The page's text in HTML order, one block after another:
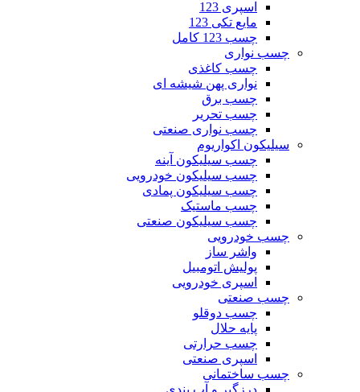
اسپری 123
مایع تکی 123
چسب 123 کامل
چسب نواری
چسب کاغذی
نواری پهن شیشه ای
چسب برق
چسب تحریر
چسب نواری صنعتی
سیلیکون اکواریوم
چسب سیلیکون آینه
چسب سیلیکون خودرویی
چسب سیلیکون پمادی
چسب ماستیک
چسب سیلیکون صنعتی
چسب خودرویی
واشر ساز
پولیش اتومبیل
اسپری خودرویی
چسب صنعتی
چسب دوقلو
پایه حلال
چسب حرارتی
اسپری صنعتی
چسب ساختمانی